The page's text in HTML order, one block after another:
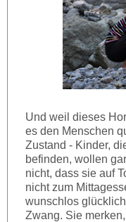
Und weil dieses
es den Menschen
Zustand - Kinder,
befinden, wollen
nicht, dass sie auf
nicht zum
wunschlos
Zwang. Sie